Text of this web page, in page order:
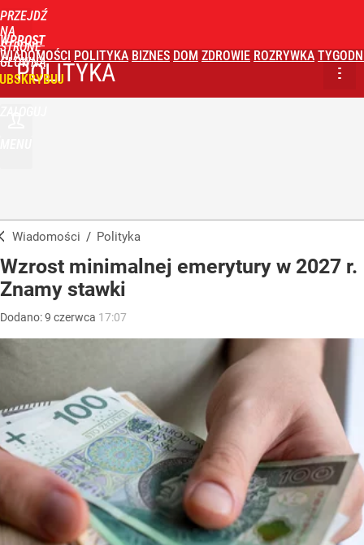
PRZEJDŹ
NA
STRONĘ
GŁÓWNĄ
WPROST
WIADOMOŚCI POLITYKA BIZNES DOM ZDROWIE ROZRYWKA
POLITYKA
Wiadomości / Polityka
Wzrost minimalnej emerytury w 2027 r.
Znamy stawki
Dodano:9 czerwca 17:07